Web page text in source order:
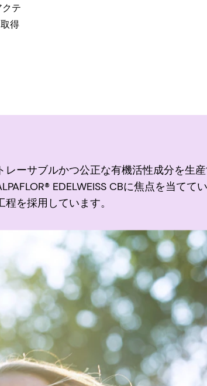
テ
得
ーサブルかつ公正な有機活性成分を生
EDELWEISS CBに焦点を当てて
を採用しています。